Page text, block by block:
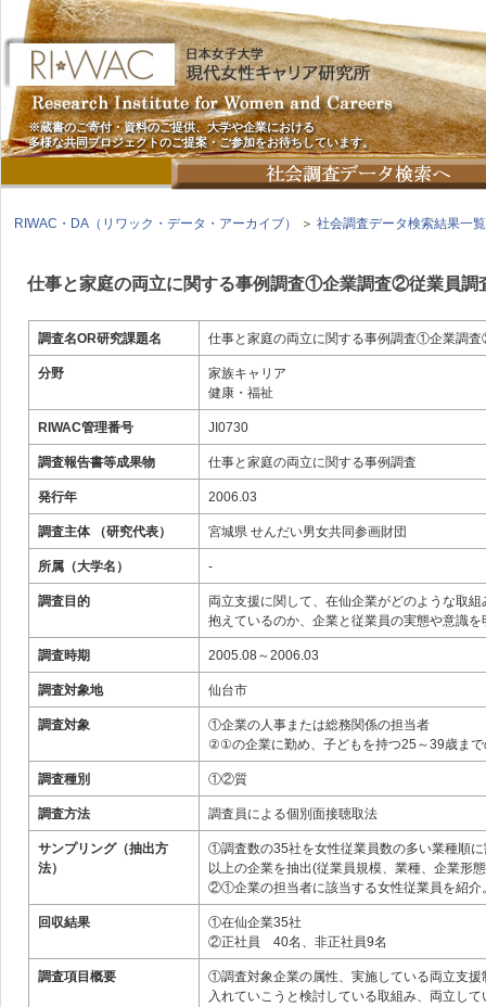
※蔵書のご寄付・資料のご提供、大学や企業における
多様な共同プロジェクトのご提案・ご参加をお待ちしています。
RIWAC・DA（リワック・データ・アーカイブ） ＞ 社会調査データ検索結果一覧
仕事と家庭の両立に関する事例調査①企業調査②従業員調
調査名OR研究課題名 仕事と家庭の両立に関する事例調査①企業調
分野
家族キャリア
健康・福祉
RIWAC管理番号 JI0730
調査報告書等成果物 仕事と家庭の両立に関する事例調査
発行年 2006.03
調査主体 （研究代表） 宮城県 せんだい男女共同参画財団
所属（大学名） ‐
調査目的
両立支援に関して、在仙企業がどのような取
抱えているのか、企業と従業員の実態や意識
調査時期 2005.08～2006.03
調査対象地 仙台市
調査対象
①企業の人事または総務関係の担当者
②①の企業に勤め、子どもを持つ25～39歳まで
調査種別 ①②質
調査方法 調査員による個別面接聴取法
サンプリング（抽出方
法）
①調査数の35社を女性従業員数の多い業種順
以上の企業を抽出(従業員規模、業種、企業形
②①企業の担当者に該当する女性従業員を紹介
回収結果
①在仙企業35社
②正社員 40名、非正社員9名
調査項目概要
①調査対象企業の属性、実施している両立支
入れていこうと検討している取組み、両立し